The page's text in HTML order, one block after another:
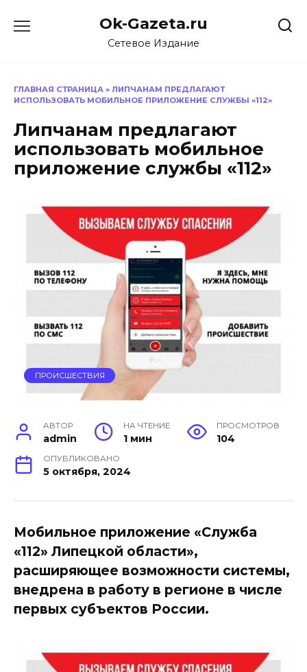
Ok-Gazeta.ru
Сетевое Издание
ГЛАВНАЯ СТРАНИЦА » ЛИПЧАНАМ ПРЕДЛАГАЮТ
ИСПОЛЬЗОВАТЬ МОБИЛЬНОЕ ПРИЛОЖЕНИЕ СЛУЖБЫ «112»
Липчанам предлагают
использовать мобильное
приложение службы «112»
ПРОИСШЕСТВИЯ
АВТОР
admin
НА ЧТЕНИЕ
1 мин
ПРОСМОТРОВ
104
ОПУБЛИКОВАНО
5 октября, 2024
Мобильное приложение «Служба
«112» Липецкой области»,
расширяющее возможности системы,
внедрена в работу в регионе в числе
первых субъектов России.